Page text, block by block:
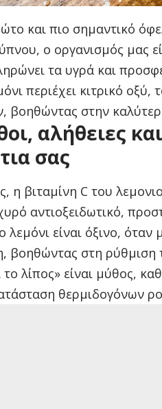
και πιο σημαντικό
ο οργανισμός μας
τα υγρά και
περιέχει κιτρικό
βοηθώντας στην
αλήθειες
σας
η βιταμίνη C του
αντιοξειδωτικό,
λεμόνι είναι όξινο, όταν
βοηθώντας στη ρύθμιση
το λίπος» είναι μύθος,
θερμιδογόνων